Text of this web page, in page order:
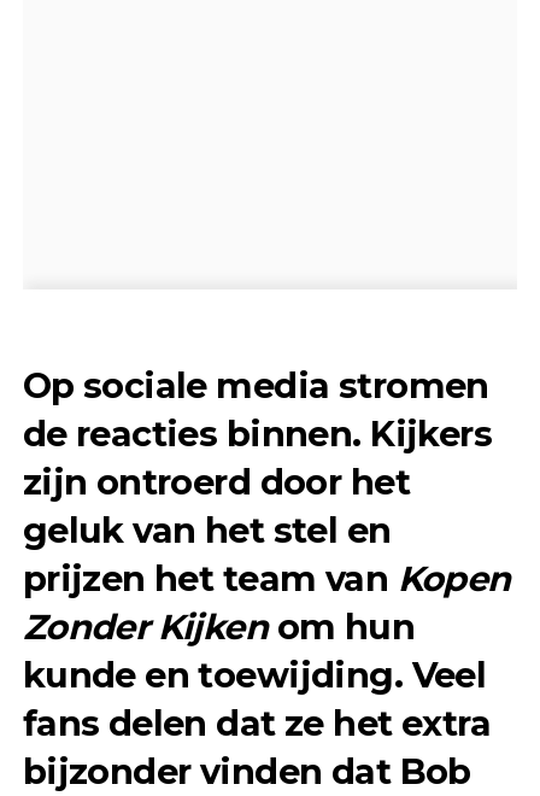
Op sociale media stromen
de reacties binnen. Kijkers
zijn ontroerd door het
geluk van het stel en
prijzen het team van Kopen
Zonder Kijkenom hun
kunde en toewijding. Veel
fans delen dat ze het extra
bijzonder vinden dat Bob